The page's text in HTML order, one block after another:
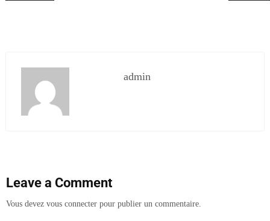
admin
Leave a Comment
Vous devez vous connecter pour publier un commentaire.